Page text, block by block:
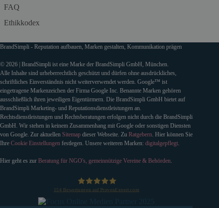
FAQ
Ethikkodex
BrandSimpli - Reputation aufbauen, Marken gestalten, Kommunikation prägen
© 2026 | BrandSimpli ist eine Marke der BrandSimpli GmbH, München.
Alle Inhalte sind urheberrechtlich geschützt und dürfen ohne ausdrückliches,
schriftliches Einverständnis nicht weiterverwendet werden. Google™ ist
eingetragene Markenzeichen der Firma Google Inc. Benannte Marken gehören
ausschließlich ihren jeweiligen Eigentürmern. Die BrandSimpli GmbH bietet auf
BrandSimpli Marketing- und Reputationsdienstleistungen an.
Rechtsdienstleistungen und Rechtsberatungen erfolgen nicht durch die BrandSimpli
GmbH. Wir stehen in keinem Zusammenhang mit Google oder sonstigen Diensten
von Google. Zur aktuellen Sitemap dieser Webseite. Zu Ratgebern . Hier können Sie
Ihre Cookie Einstellungen festlegen. Unsere weiteren Marken: digitalgepflegt
Hier geht es zur Beratung für NGO's, gemeinnützige Vereine & Behörden
154 Bewertungen auf ProvenExpert.com